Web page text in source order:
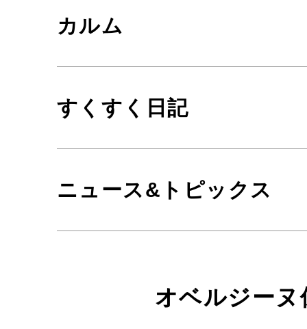
カルム
すくすく日記
ニュース&トピックス
オベルジーヌ